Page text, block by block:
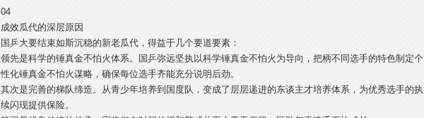
04
成效瓜代的深层原因
国乒大要结束如斯沉稳的新老瓜代，得益于几个要道要素：
领先是科学的锤真金不怕火体系。国乒弥远坚执以科学锤真金不怕火为导向，把柄不同选手的特色制定个
性化锤真金不怕火谋略，确保每位选手齐能充分说明后劲。
其次是完善的梯队缔造。从青少年培养到国度队，变成了层层递进的东谈主才培养体系，为优秀选手的执
续闪现提供保险。